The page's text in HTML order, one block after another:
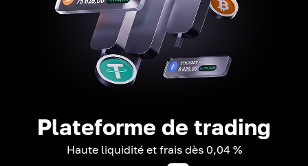
Plateforme de trading
Haute liquidité et frais dès 0,04 %